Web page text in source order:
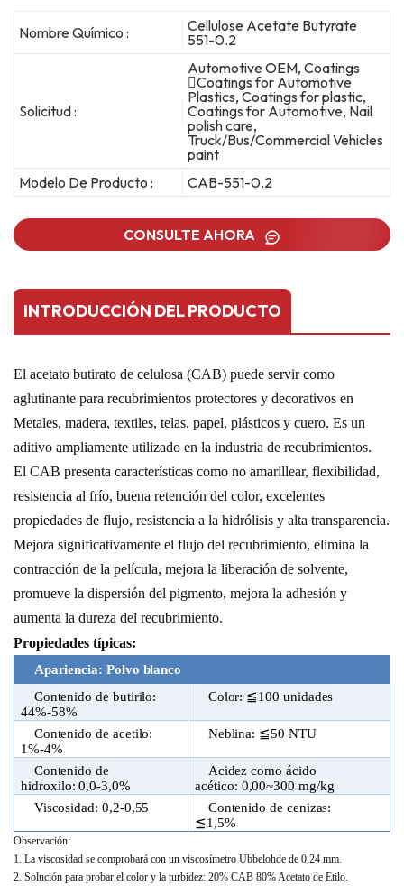
Nombre Químico :
Cellulose Acetate Butyrate
551-0.2
Solicitud :
Automotive OEM, Coatings
Coatings for Automotive
Plastics, Coatings for plastic,
Coatings for Automotive, Nail
polish care,
Truck/Bus/Commercial Vehicles
paint
Modelo De Producto :
CAB-551-0.2
CONSULTE AHORA
INTRODUCCIÓN DEL PRODUCTO
El acetato butirato de celulosa (CAB) puede servir como
aglutinante para recubrimientos protectores y decorativos en
Metales, madera, textiles, telas, papel, plásticos y cuero. Es un
aditivo ampliamente utilizado en la industria de recubrimientos.
El CAB presenta características como no amarillear, flexibilidad,
resistencia al frío, buena retención del color, excelentes
propiedades de flujo, resistencia a la hidrólisis y alta transparencia.
Mejora significativamente el flujo del recubrimiento, elimina la
contracción de la película, mejora la liberación de solvente,
promueve la dispersión del pigmento, mejora la adhesión y
aumenta la dureza del recubrimiento.
Propiedades típicas:
Apariencia: Polvo blanco
Contenido de butirilo:
44%-58%
Color: ≦100 unidades
Contenido de acetilo:
1%-4%
Neblina: ≦50 NTU
Contenido de
hidroxilo: 0,0-3,0%
Acidez como ácido
acético: 0,00~300 mg/kg
Viscosidad: 0,2-0,55
Contenido de cenizas:
≦1,5%
Observación:
1. La viscosidad se comprobará con un viscosímetro Ubbelohde de 0,24 mm.
2. Solución para probar el color y la turbidez: 20% CAB 80% Acetato de Etilo.